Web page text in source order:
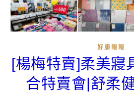
好康報報
[楊梅特賣]柔美寢
合特賣會|舒柔